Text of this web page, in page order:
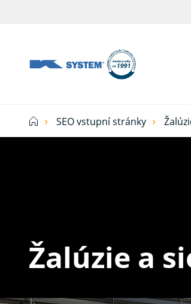
technika
domácnosť
od
SEO vstupní stránky
Žalúzie a